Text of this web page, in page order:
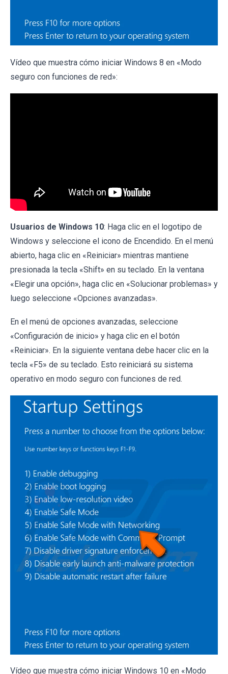
Vídeo que muestra cómo iniciar Windows 8 en «Modo
seguro con funciones de red»:
Usuarios de Windows 10: Haga clic en el logotipo de
Windows y seleccione el icono de Encendido. En el menú
abierto, haga clic en «Reiniciar» mientras mantiene
presionada la tecla «Shift» en su teclado. En la ventana
«Elegir una opción», haga clic en «Solucionar problemas» y
luego seleccione «Opciones avanzadas».
En el menú de opciones avanzadas, seleccione
«Configuración de inicio» y haga clic en el botón
«Reiniciar». En la siguiente ventana debe hacer clic en la
tecla «F5» de su teclado. Esto reiniciará su sistema
operativo en modo seguro con funciones de red.
Vídeo que muestra cómo iniciar Windows 10 en «Modo